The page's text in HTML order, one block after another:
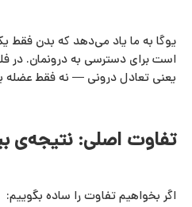
یوگا به ما یاد می‌دهد که بدن فقط
است برای دسترسی به درونمان. در
یعنی تعادل درونی — نه فقط عضله
تفاوت اصلی: نتیجه‌ی
اگر بخواهیم تفاوت را ساده بگوییم: